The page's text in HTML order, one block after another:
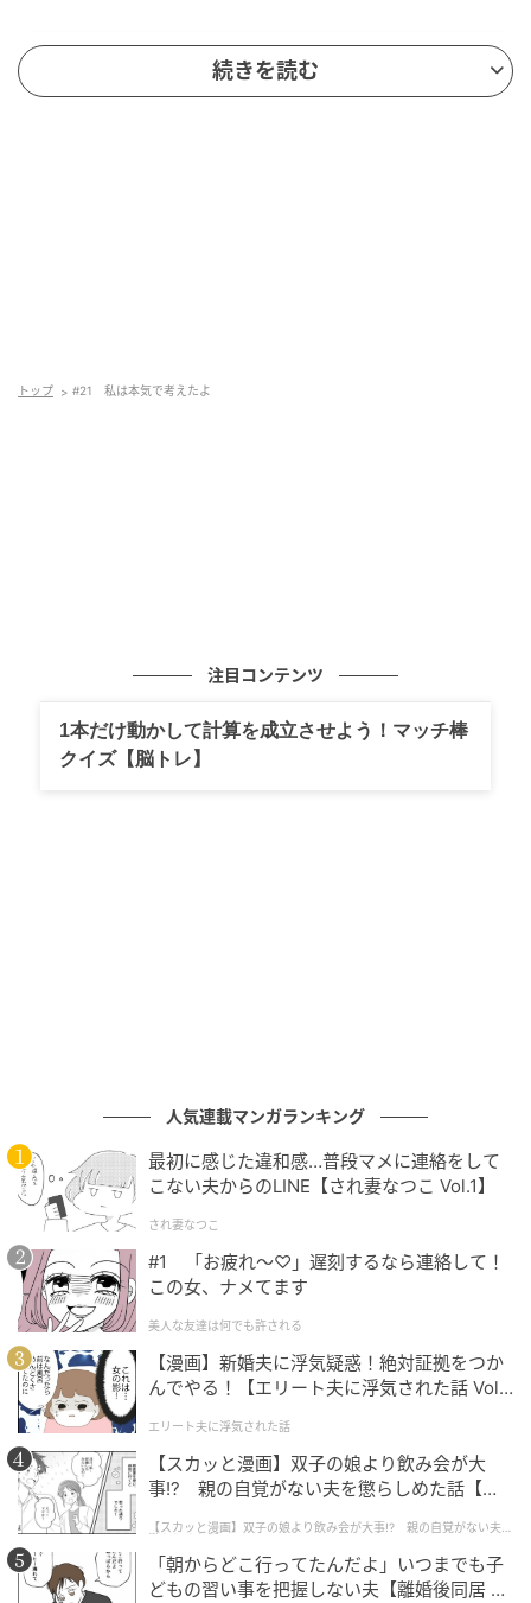
続きを読む
トップ #21 私は本気で考えたよ
注目コンテンツ
1本だけ動かして計算を成立させよう！マッチ棒
クイズ【脳トレ】
人気連載マンガランキング
最初に感じた違和感…普段マメに連絡をして
こない夫からのLINE【され妻なつこ Vol.1】
され妻なつこ
#1 「お疲れ〜♡」遅刻するなら連絡して！
この女、ナメてます
美人な友達は何でも許される
【漫画】新婚夫に浮気疑惑！絶対証拠をつか
んでやる！【エリート夫に浮気された話 Vol.
エリート夫に浮気された話
【スカッと漫画】双子の娘より飲み会が大
事!? 親の自覚がない夫を懲らしめた話【第1
【スカッと漫画】双子の娘より飲み会が大事!? 親の自覚がない夫を
懲らしめた話
「朝からどこ行ってたんだよ」いつまでも子
どもの習い事を把握しない夫【離婚後同居 Vo